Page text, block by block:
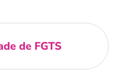
de FGTS